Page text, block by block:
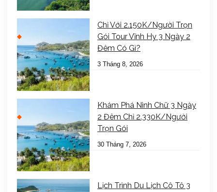
Chỉ Với 2.150K/Người Trọn
Gói Tour Vĩnh Hy 3 Ngày 2
Đêm Có Gì?
3 Tháng 8, 2026
Khám Phá Ninh Chữ 3 Ngày
2 Đêm Chỉ 2.330K/Người
Trọn Gói
30 Tháng 7, 2026
Lịch Trình Du Lịch Cô Tô 3